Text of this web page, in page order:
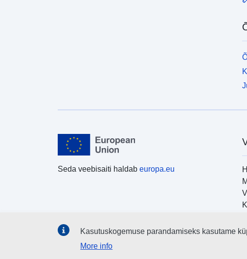
Seda veebisaiti haldab europa.eu
Kasutuskogemuse parandamiseks kasutame
More info